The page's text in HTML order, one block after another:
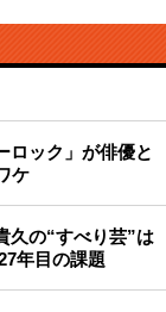
ロック」が俳優と
ケ
久の“すべり芸”は
年目の課題